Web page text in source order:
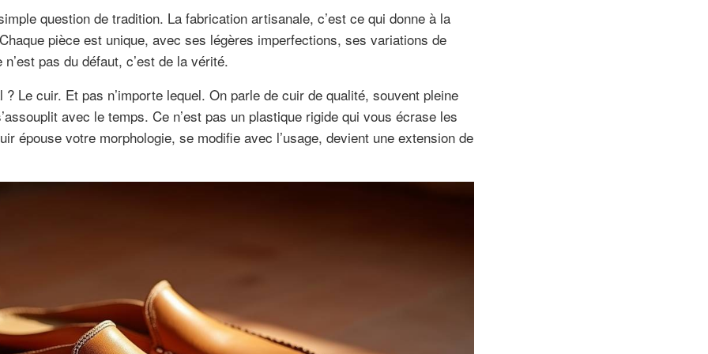
question de tradition. La fabrication artisanale, c’est ce qui donne à la
pièce est unique, avec ses légères imperfections, ses variations de
pas du défaut, c’est de la vérité.
Le cuir. Et pas n’importe lequel. On parle de cuir de qualité, souvent pleine
avec le temps. Ce n’est pas un plastique rigide qui vous écrase les
épouse votre morphologie, se modifie avec l’usage, devient une extension de